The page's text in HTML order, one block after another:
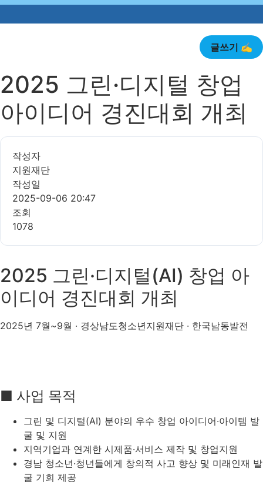
글쓰기 ✍️
2025 그린·디지털 창업
아이디어 경진대회 개최
작성자
지원재단
작성일
2025-09-06 20:47
조회
1078
2025 그린·디지털(AI) 창업 아
이디어 경진대회 개최
2025년 7월~9월 · 경상남도청소년지원재단 · 한국남동발전
■ 사업 목적
그린 및 디지털(AI) 분야의 우수 창업 아이디어·아이템 발
굴 및 지원
지역기업과 연계한 시제품·서비스 제작 및 창업지원
경남 청소년·청년들에게 창의적 사고 향상 및 미래인재 발
굴 기회 제공